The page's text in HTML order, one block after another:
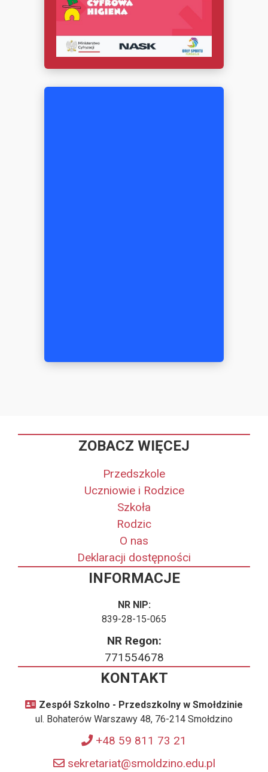
ZOBACZ WIĘCEJ
Przedszkole
Uczniowie i Rodzice
Szkoła
Rodzic
O nas
Deklaracji dostępności
INFORMACJE
NR NIP:
839-28-15-065
NR Regon:
771554678
KONTAKT
Zespół Szkolno - Przedszkolny w Smołdzinie
ul. Bohaterów Warszawy 48, 76-214 Smołdzino
+48 59 811 73 21
sekretariat@smoldzino.edu.pl